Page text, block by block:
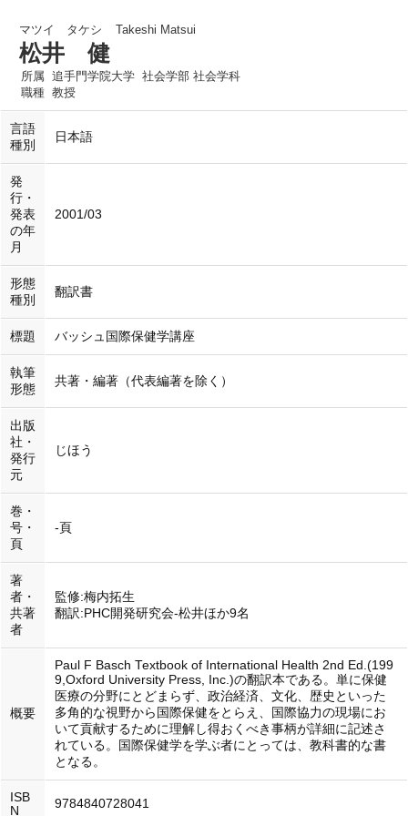
マツイ タケシ Takeshi Matsui
松井 健
所属 追手門学院大学 社会学部 社会学科
職種 教授
言語
種別
日本語
発
行・
発表
の年
月
2001/03
形態
種別
翻訳書
標題 バッシュ国際保健学講座
執筆
形態
共著・編著（代表編著を除く）
出版
社・
発行
元
じほう
巻・
号・
頁
-頁
著
者・
共著
者
監修:梅内拓生
翻訳:PHC開発研究会-松井ほか9名
概要
Paul F Basch Textbook of International Health 2nd Ed.(199
9,Oxford University Press, Inc.)の翻訳本である。単に保健
医療の分野にとどまらず、政治経済、文化、歴史といった
多角的な視野から国際保健をとらえ、国際協力の現場にお
いて貢献するために理解し得おくべき事柄が詳細に記述さ
れている。国際保健学を学ぶ者にとっては、教科書的な書
となる。
ISB
N
9784840728041